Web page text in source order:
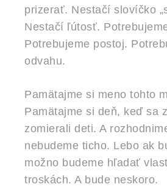
prizerať. Nestačí slovíčko
Nestačí ľútosť.
Potrebujeme postoj.
odvahu.
Pamätajme si meno tohto
Pamätajme si deň, keď sa
zomierali deti. A
nebudeme ticho. Lebo ak
možno budeme hľadať
troskách. A bude neskoro.